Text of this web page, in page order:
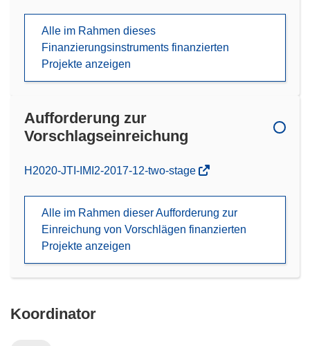
Alle im Rahmen dieses
Finanzierungsinstruments finanzierten
Projekte anzeigen
Aufforderung zur
Vorschlagseinreichung
(öffnet
Fenster)
H2020-JTI-IMI2-2017-12-two-stage
Alle im Rahmen dieser Aufforderung zur
Einreichung von Vorschlägen finanzierten
Projekte anzeigen
Koordinator